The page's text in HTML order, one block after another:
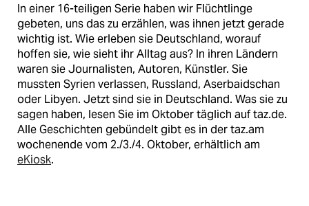
In einer 16-teiligen Serie haben wir Flüchtlinge
gebeten, uns das zu erzählen, was ihnen jetzt gerade
wichtig ist. Wie erleben sie Deutschland, worauf
hoffen sie, wie sieht ihr Alltag aus? In ihren Ländern
waren sie Journalisten, Autoren, Künstler. Sie
mussten Syrien verlassen, Russland, Aserbaidschan
oder Libyen. Jetzt sind sie in Deutschland. Was sie zu
sagen haben, lesen Sie im Oktober täglich auf taz.de.
Alle Geschichten gebündelt gibt es in der taz.am
wochenende vom 2./3./4. Oktober, erhältlich am
eKiosk.